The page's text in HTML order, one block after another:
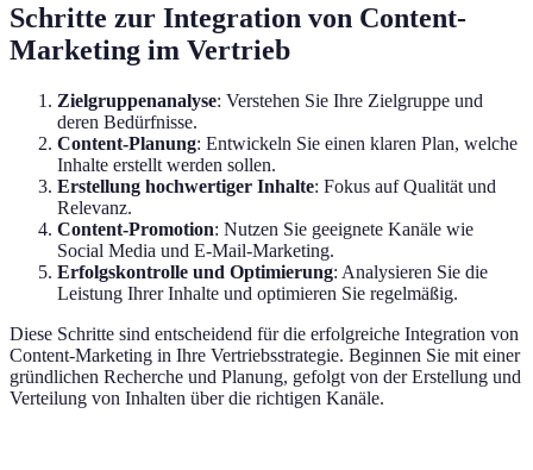
Schritte zur Integration von Content-
Marketing im Vertrieb
Zielgruppenanalyse: Verstehen Sie Ihre Zielgruppe und
deren Bedürfnisse.
Content-Planung: Entwickeln Sie einen klaren Plan, welche
Inhalte erstellt werden sollen.
Erstellung hochwertiger Inhalte: Fokus auf Qualität und
Relevanz.
Content-Promotion: Nutzen Sie geeignete Kanäle wie
Social Media und E-Mail-Marketing.
Erfolgskontrolle und Optimierung: Analysieren Sie die
Leistung Ihrer Inhalte und optimieren Sie regelmäßig.
Diese Schritte sind entscheidend für die erfolgreiche Integration von
Content-Marketing in Ihre Vertriebsstrategie. Beginnen Sie mit einer
gründlichen Recherche und Planung, gefolgt von der Erstellung und
Verteilung von Inhalten über die richtigen Kanäle.